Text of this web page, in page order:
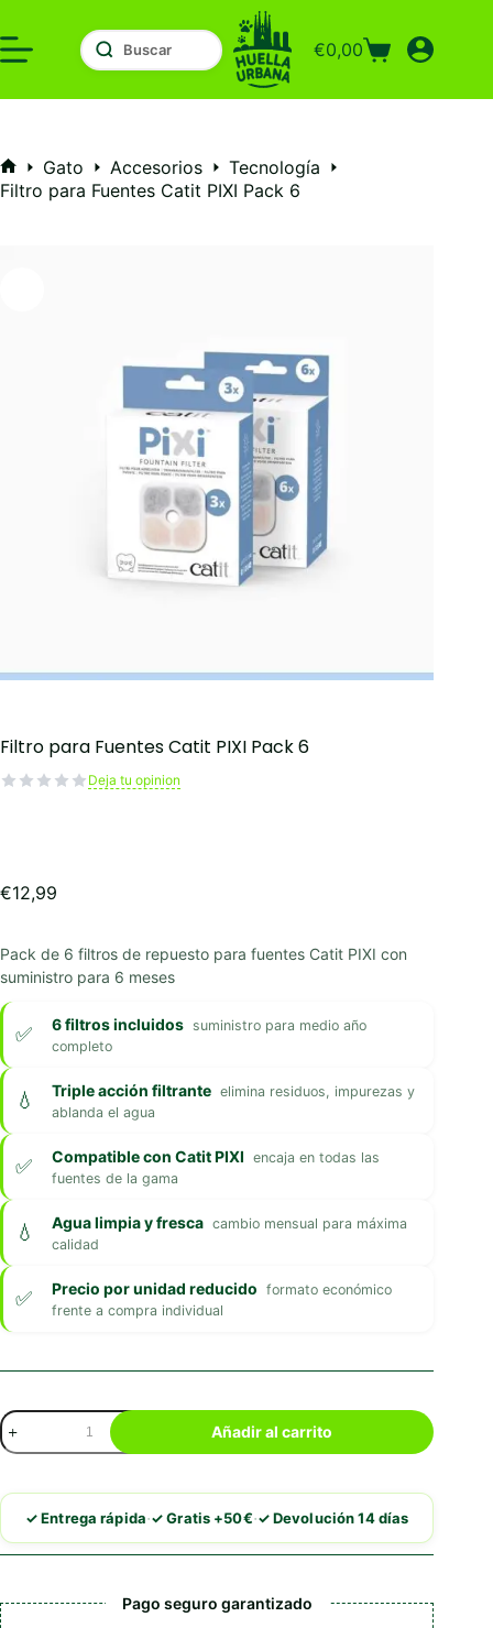
al
contenido
Carro
compra
€0,00
Inicio
Gato Accesorios
Tecnología
Filtro para Fuentes Catit PIXI Pack 6
Filtro para Fuentes Catit PIXI Pack 6
Deja tu opinion
€12,99
Pack de 6 filtros de repuesto para fuentes Catit PIXI con
suministro para 6 meses
6 filtros incluidos suministro para medio año
completo
Triple acción filtrante elimina residuos, impurezas y
ablanda el agua
Compatible con Catit PIXI encaja en todas las
fuentes de la gama
Agua limpia y fresca cambio mensual para máxima
calidad
Precio por unidad reducido formato económico
frente a compra individual
Filtro
para
Fuentes
PIXI
Pack
6
Añadir al carrito
✓ Entrega rápida·✓ Gratis +50€·✓ Devolución 14 días
Pago seguro garantizado